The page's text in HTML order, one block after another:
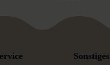
Sonstiges